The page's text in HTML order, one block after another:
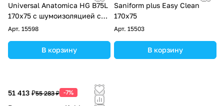
Universal Anatomica HG B75L
170х75 с шумоизоляцией с
отверстиями под ручки
Арт. 15598
В корзину
Saniform plus Easy Clean
170x75
Арт. 15503
В корзину
51 413 ₽55 283 ₽ -7%